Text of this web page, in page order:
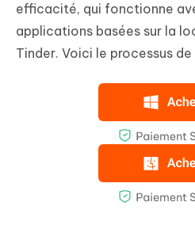
efficacité, qui fonctionne
applications basées sur la
Tinder. Voici le processus